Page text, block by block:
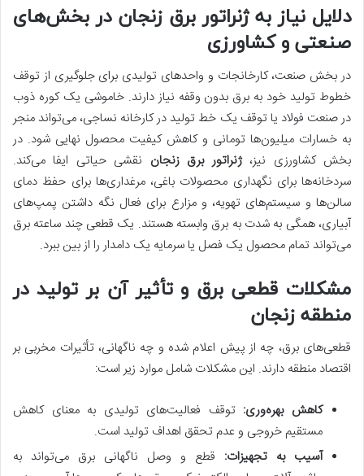
دلایل نیاز به ژنراتور برق زنجان در بخش‌های
صنعتی و کشاورزی
در بخش صنعت، کارخانجات و واحدهای تولیدی برای جلوگیری از توقف
خطوط تولید خود به برق بدون وقفه نیاز دارند. خاموشی یک کوره ذوب
در صنعت فولاد یا توقف یک خط تولید در کارخانه نساجی، می‌تواند منجر
به خسارات میلیون‌ها تومانی و کاهش کیفیت محصول نهایی شود. در
بخش کشاورزی نیز،ژنراتور برق زنجان نقشی حیاتی ایفا می‌کند.
سردخانه‌ها برای نگهداری محصولات باغی، مرغداری‌ها برای حفظ دمای
سالن‌ها و سیستم‌های تهویه، و مزارع برای فعال نگه داشتن پمپ‌های
آبیاری، همگی به شدت به برق وابسته هستند. یک قطعی چند ساعته برق
می‌تواند تمام محصول یک فصل یا سرمایه یک دامدار را از بین ببرد.
مشکلات قطعی برق و تأثیر آن بر تولید در
منطقه زنجان
قطعی‌های برق، چه از پیش اعلام شده و چه ناگهانی، تأثیرات مخربی بر
اقتصاد منطقه دارند. این مشکلات شامل موارد زیر است:
کاهش بهره‌وری: توقف فعالیت‌های تولیدی به معنای کاهش
مستقیم خروجی و عدم تحقق اهداف تولید است.
آسیب به تجهیزات: قطع و وصل ناگهانی برق می‌تواند به